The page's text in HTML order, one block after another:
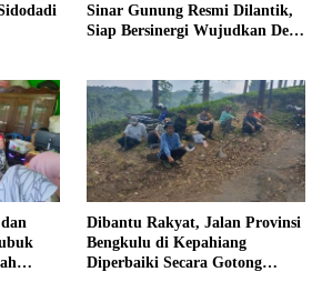
Sinar Gunung Resmi Dilantik,
Siap Bersinergi Wujudkan Desa
Dibantu Rakyat, Jalan Provinsi
Bengkulu di Kepahiang
Diperbaiki Secara Gotong